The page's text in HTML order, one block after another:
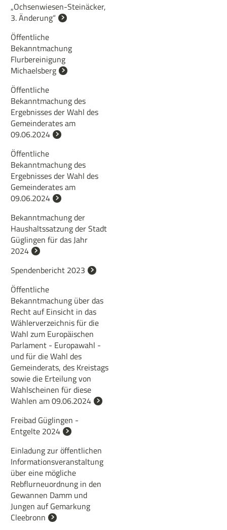
„Ochsenwiesen-Steinäcker,
3. Änderung“
Öffentliche
Bekanntmachung
Flurbereinigung
Michaelsberg
Öffentliche
Bekanntmachung des
Ergebnisses der Wahl des
Gemeinderates am
09.06.2024
Öffentliche
Bekanntmachung des
Ergebnisses der Wahl des
Gemeinderates am
09.06.2024
Bekanntmachung der
Haushaltssatzung der Stadt
Güglingen für das Jahr
2024
Spendenbericht 2023
Öffentliche
Bekanntmachung über das
Recht auf Einsicht in das
Wählerverzeichnis für die
Wahl zum Europäischen
Parlament - Europawahl -
und für die Wahl des
Gemeinderats, des Kreistags
sowie die Erteilung von
Wahlscheinen für diese
Wahlen am 09.06.2024
Freibad Güglingen -
Entgelte 2024
Einladung zur öffentlichen
Informationsveranstaltung
über eine mögliche
Rebflurneuordnung in den
Gewannen Damm und
Jungen auf Gemarkung
Cleebronn